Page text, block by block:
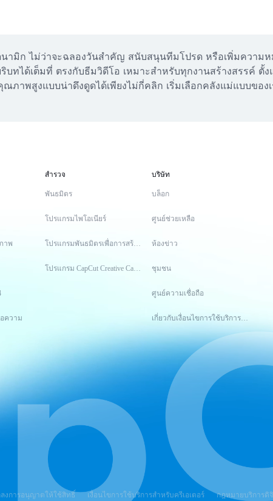
ามิก ไม่ว่าจะฉลองวันสำคัญ สนับสนุนทีมโปรด หรือเพิ่มความห
ทได้เต็มที่ ตรงกับธีมวิดีโอ เหมาะสำหรับทุกงานสร้างสรรค์ ตั้ง
าพสูงแบบน่าดึงดูดได้เพียงไม่กี่คลิก เริ่มเลือกคลังแม่แบบขอ
าพ
ความ
สำรวจ
พันธมิตร
โปรแกรมไพโอเนียร์
โปรแกรมพันธมิตรเพื่อการสร้างสรรค์
โปรแกรม CapCut Creative Campus
บริษัท
บล็อก
ศูนย์ช่วยเหลือ
ห้องข่าว
ชุมชน
ศูนย์ความเชื่อถือ
เกี่ยวกับเงื่อนไขการใช้บริการของ CapCut
งการอนุญาตให้ใช้สิทธิ์ เงื่อนไขการใช้บริการสำหรับครีเอเตอร์ กฎหมายบริการดิจิ